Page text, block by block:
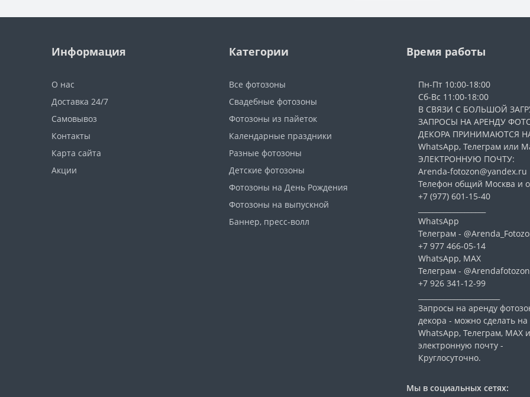
Информация
О нас
Доставка 24/7
Самовывоз
Контакты
Карта сайта
Акции
Категории
Все фотозоны
Свадебные фотозоны
Фотозоны из пайеток
Календарные праздники
Разные фотозоны
Детские фотозоны
Фотозоны на День Рождения
Фотозоны на выпускной
Баннер, пресс-волл
Время работы
Пн-Пт 10:00-18:00
Сб-Вс 11:00-18:00
В СВЯЗИ С БОЛЬШОЙ
ЗАПРОСЫ НА АРЕНДУ
ДЕКОРА ПРИНИМАЮТСЯ
WhatsApp, Телеграм или
ЭЛЕКТРОННУЮ ПОЧТУ:
Arenda-fotozon@yandex.ru
Телефон общий Москва и
+7 (977) 601-15-40
WhatsApp
Телеграм -
+7 977 466-05-14
WhatsApp, МАХ
Телеграм -
+7 926 341-12-99
Запросы на аренду
декора - можно сделать на
WhatsApp, Телеграм, МАХ
электронную почту -
Круглосуточно.
Мы в социальных сетях: